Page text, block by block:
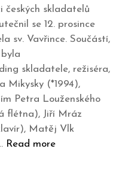
českých skladatelů
se 12. prosince
sv. Vavřince. Součástí,
skladatele, režiséra,
Mikysky (*1994),
Petra Louženského
flétna), Jiří Mráz
Matěj Vlk
Read more